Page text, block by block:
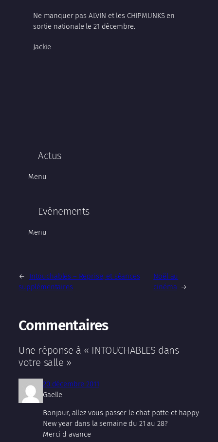
Ne manquer pas ALVIN et les CHIPMUNKS en
sortie nationale le 21 décembre.
Jackie
Actus
Menu
Evénements
Menu
←
Intouchables – Reprise, et séances
supplémentaires
Noêl au
cinéma →
Commentaires
Une réponse à « INTOUCHABLES dans
votre salle »
20 décembre 2011
Gaëlle
Bonjour, allez vous passer le chat potte et happy
New year dans la semaine du 21 au 28?
Merci d avance